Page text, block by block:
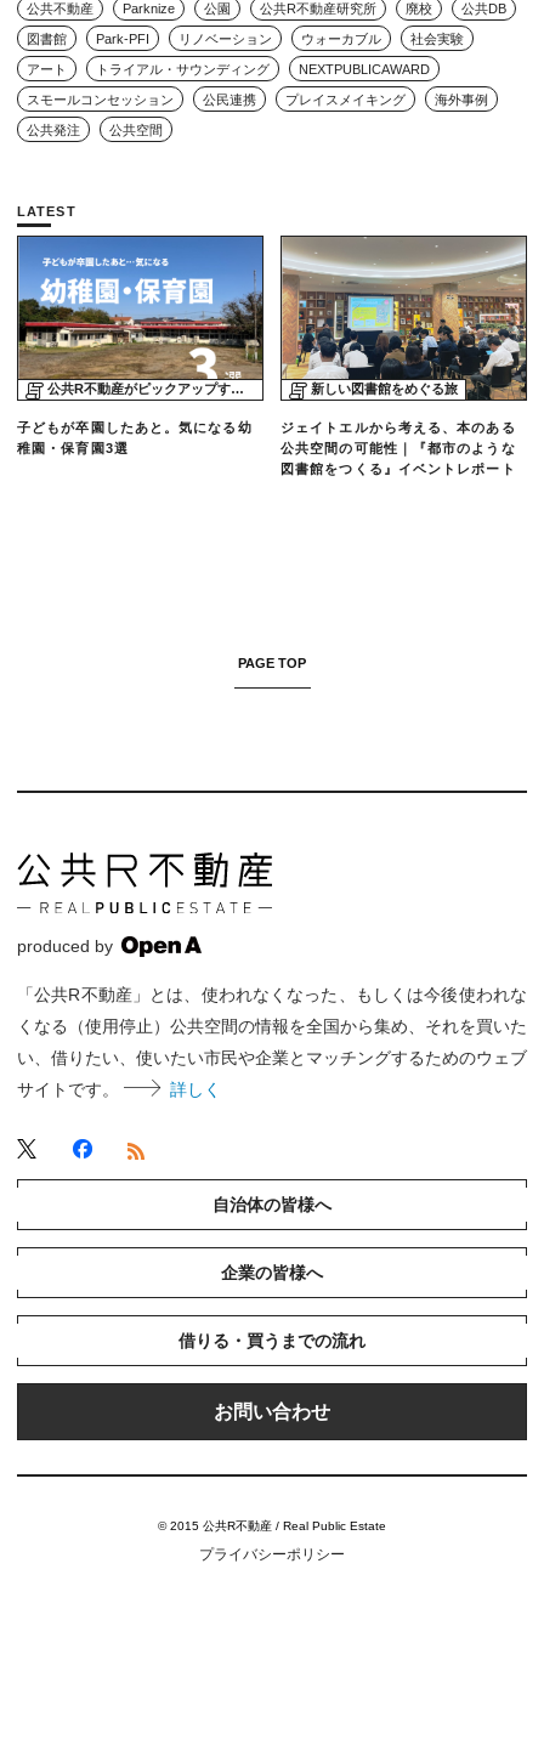
公共不動産 Parknize 公園 公共R不動産研究所 廃校 公共DB
図書館 Park-PFI リノベーション ウォーカブル 社会実験
アート トライアル・サウンディング NEXTPUBLICAWARD
スモールコンセッション 公民連携 プレイスメイキング 海外事例
公共発注 公共空間
LATEST
公共R不動産がピックアップする物件
子どもが卒園したあと。気になる幼
稚園・保育園3選
新しい図書館をめぐる旅
ジェイトエルから考える、本のある
公共空間の可能性｜『都市のような
図書館をつくる』イベントレポート
PAGE TOP
produced by
「公共R不動産」とは、使われなくなった、もしくは今後使われな
くなる（使用停止）公共空間の情報を全国から集め、それを買いた
い、借りたい、使いたい市民や企業とマッチングするためのウェブ
サイトです。
詳しく
自治体の皆様へ
企業の皆様へ
借りる・買うまでの流れ
お問い合わせ
© 2015 公共R不動産 / Real Public Estate
プライバシーポリシー